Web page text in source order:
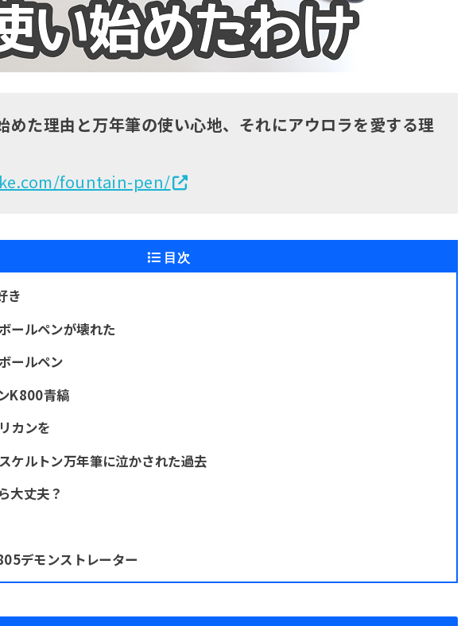
めた理由と万年筆の使い心地、それにアウロラを愛する理
fountain-pen/
目次
き
ールペンが壊れた
ールペン
K800青縞
カンを
ケルトン万年筆に泣かされた過去
大丈夫？
デモンストレーター